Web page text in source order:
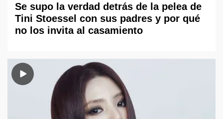
Se supo la verdad detrás de la pelea de
Tini Stoessel con sus padres y por qué
no los invita al casamiento